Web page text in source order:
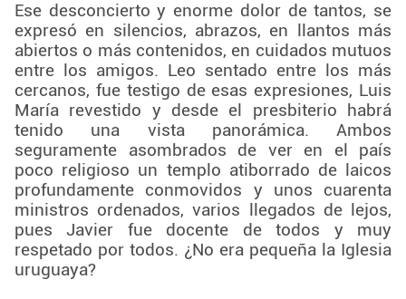
Ese desconcierto y enorme dolor de tantos, se
expresó en silencios, abrazos, en llantos más
abiertos o más contenidos, en cuidados mutuos
entre los amigos. Leo sentado entre los más
cercanos, fue testigo de esas expresiones, Luis
María revestido y desde el presbiterio habrá
tenido una vista panorámica. Ambos
seguramente asombrados de ver en el país
poco religioso un templo atiborrado de laicos
profundamente conmovidos y unos cuarenta
ministros ordenados, varios llegados de lejos,
pues Javier fue docente de todos y muy
respetado por todos. ¿No era pequeña la Iglesia
uruguaya?